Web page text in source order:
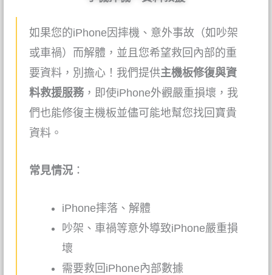
如果您的iPhone因摔機、意外事故（如吵架
或車禍）而解體，並且您希望救回內部的重
要資料，別擔心！我們提供主機板修復與資
料救援服務 ，即使iPhone外觀嚴重損壞，我
們也能修復主機板並儘可能地幫您找回寶貴
資料。
常見情況 ：
iPhone摔落、解體
吵架、車禍等意外導致iPhone嚴重損
壞
需要救回 iPhone內部數據